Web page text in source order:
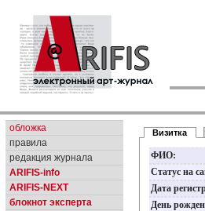
обложка
правила
редакция журнала
ARIFIS-info
ARIFIS-NEXT
блокнот эксперта
Визитка
ФИО:
Статус на
Дата
День